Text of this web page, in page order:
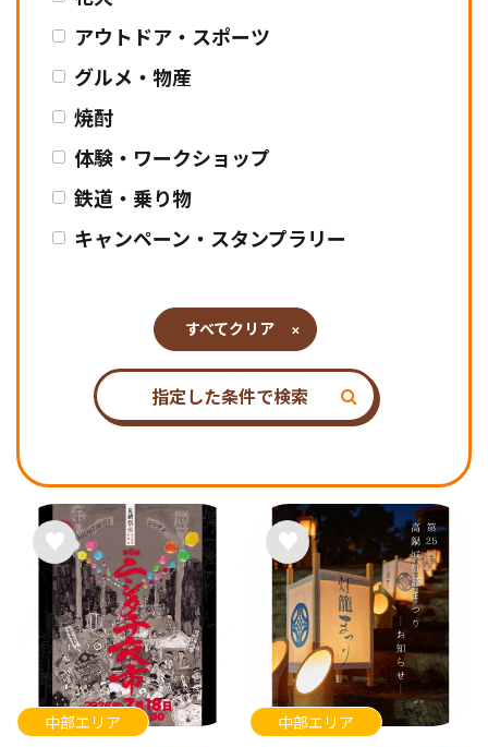
アウトドア・スポーツ
グルメ・物産
焼酎
体験・ワークショップ
鉄道・乗り物
キャンペーン・スタンプラリー
すべてクリア
指定した条件で検索
中部エリア 中部エリア